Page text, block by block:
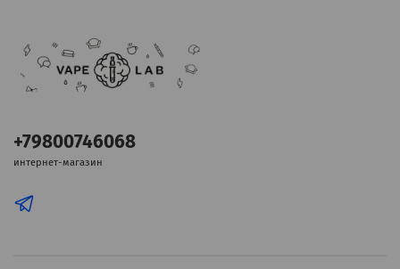
+79800746068
интернет-магазин